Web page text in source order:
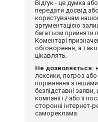
Відгук - це думка
передати досвід
користувачам
аргументацією
багатьом прийняти
Коментарі
обговорення, а
цікавлять.
Не дозволяється:
лексики, погроз
порівняння з
безпідставні
компанії і / або її
сторонні інтернет-
самореклама.